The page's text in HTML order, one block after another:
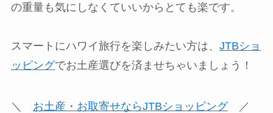
の重量も気にしなくていいからとても楽です。
スマートにハワイ旅行を楽しみたい方は、 JTBショ
ッピングでお土産選びを済ませちゃいましょう！
＼ お土産・お取寄せならJTBショッピング／